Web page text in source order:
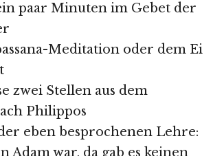
paar Minuten im Gebet der
Meditation oder dem Ei
zwei Stellen aus dem
Philippos
eben besprochenen Lehre:
Adam war, da gab es keinen